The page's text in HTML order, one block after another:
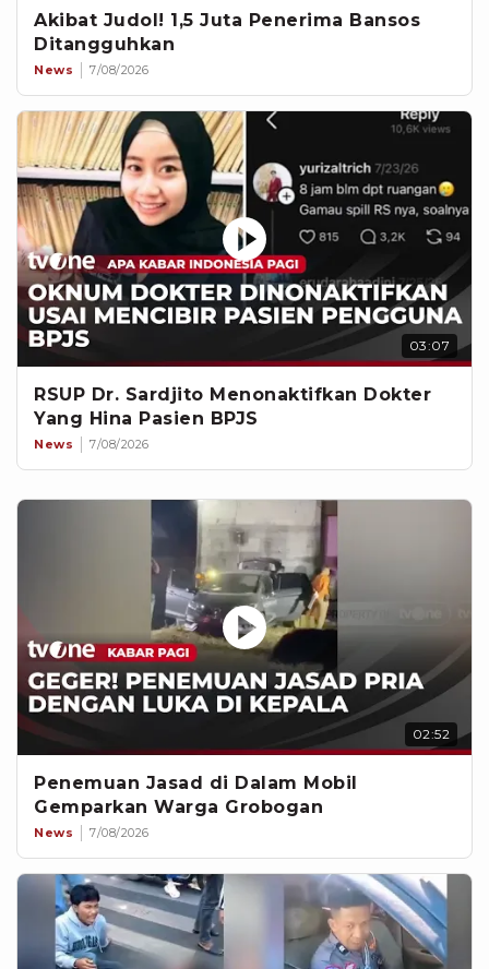
Akibat Judol! 1,5 Juta Penerima Bansos
Ditangguhkan
News 7/08/2026
03:07
RSUP Dr. Sardjito Menonaktifkan Dokter
Yang Hina Pasien BPJS
News 7/08/2026
02:52
Penemuan Jasad di Dalam Mobil
Gemparkan Warga Grobogan
News 7/08/2026